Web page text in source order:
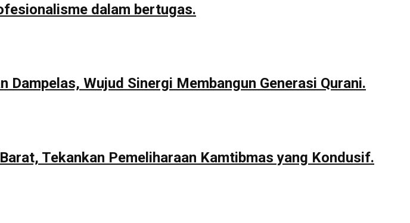
dalam bertugas.
Wujud Sinergi Membangun Generasi Qurani.
Tekankan Pemeliharaan Kamtibmas yang Kondusif.